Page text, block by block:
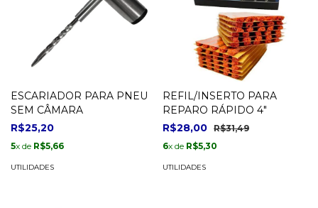
ESCARIADOR PARA PNEU
SEM CÂMARA
R$25,20
5x de R$5,66
UTILIDADES
REFIL/INSERTO PARA
REPARO RÁPIDO 4"
R$28,00 R$31,49
6x de R$5,30
UTILIDADES